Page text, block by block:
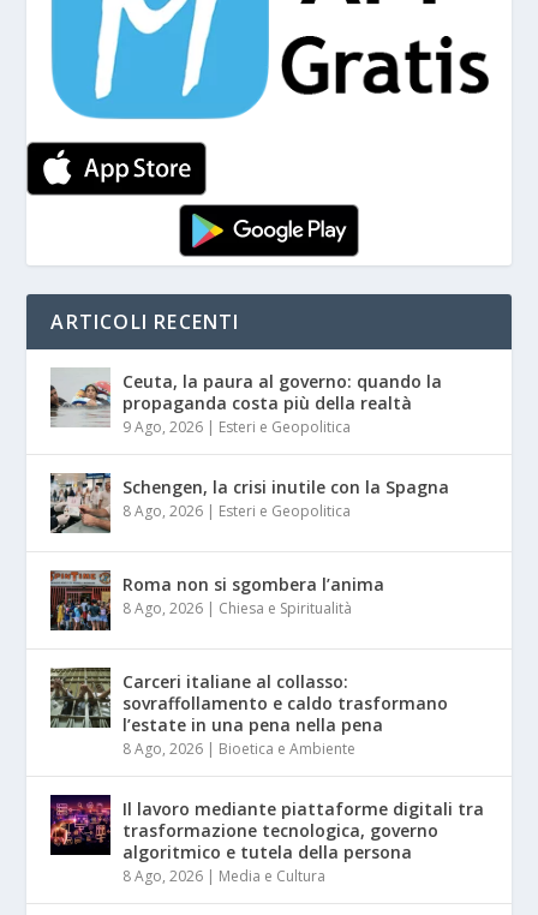
ARTICOLI RECENTI
Ceuta, la paura al governo: quando la
propaganda costa più della realtà
9 Ago, 2026 | Esteri e Geopolitica
Schengen, la crisi inutile con la Spagna
8 Ago, 2026 | Esteri e Geopolitica
Roma non si sgombera l’anima
8 Ago, 2026 | Chiesa e Spiritualità
Carceri italiane al collasso:
sovraffollamento e caldo trasformano
l’estate in una pena nella pena
8 Ago, 2026 | Bioetica e Ambiente
Il lavoro mediante piattaforme digitali tra
trasformazione tecnologica, governo
algoritmico e tutela della persona
8 Ago, 2026 | Media e Cultura